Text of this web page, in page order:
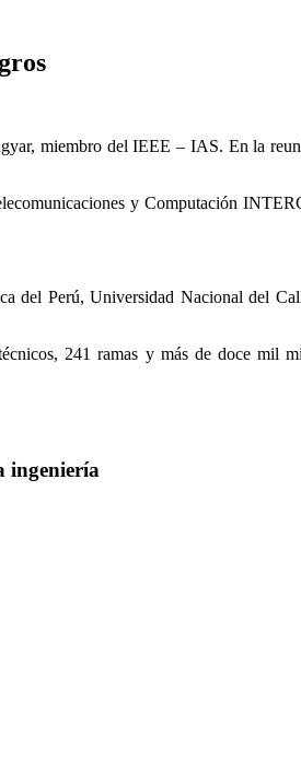
miembro del IEEE – IAS. En la
y Computación
del Perú, Universidad Nacional del
241 ramas y más de doce mil
ingeniería